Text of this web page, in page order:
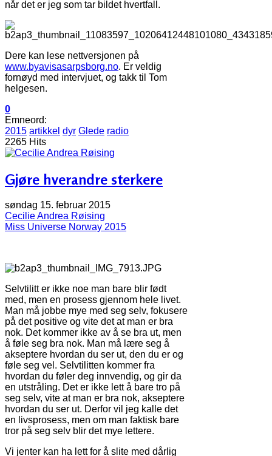
når det er jeg som tar bildet hvertfall.
Dere kan lese nettversjonen på
www.byavisasarpsborg.no. Er veldig
fornøyd med intervjuet, og takk til Tom
helgesen.
0
Emneord:
2015 artikkel dyr Glede radio
2265 Hits
Gjøre hverandre sterkere
søndag 15. februar 2015
Cecilie Andrea Røising
Miss Universe Norway 2015
Selvtilitt er ikke noe man bare blir født
med, men en prosess gjennom hele livet.
Man må jobbe mye med seg selv, fokusere
på det positive og vite det at man er bra
nok. Det kommer ikke av å se bra ut, men
å føle seg bra nok. Man må lære seg å
akseptere hvordan du ser ut, den du er og
føle seg vel. Selvtilitten kommer fra
hvordan du føler deg innvendig, og gir da
en utstråling. Det er ikke lett å bare tro på
seg selv, vite at man er bra nok, akseptere
hvordan du ser ut. Derfor vil jeg kalle det
en livsprosess, men om man faktisk bare
tror på seg selv blir det mye lettere.
Vi jenter kan ha lett for å slite med dårlig